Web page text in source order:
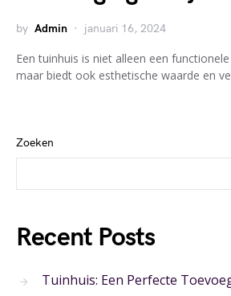
by Admin januari 16, 2024
Een tuinhuis is niet alleen een
maar biedt ook esthetische waarde en
Zoeken
Recent Posts
Tuinhuis: Een Perfecte